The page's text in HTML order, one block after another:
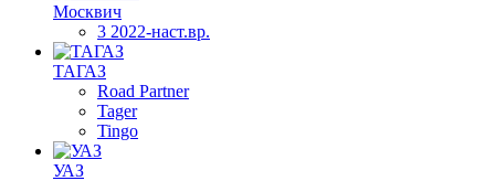
Москвич
3 2022-наст.вр.
ТАГАЗ
Road Partner
Tager
Tingo
УАЗ